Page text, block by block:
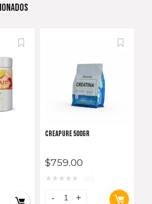
CREAPURE 500GR
$759.00
★★★★★